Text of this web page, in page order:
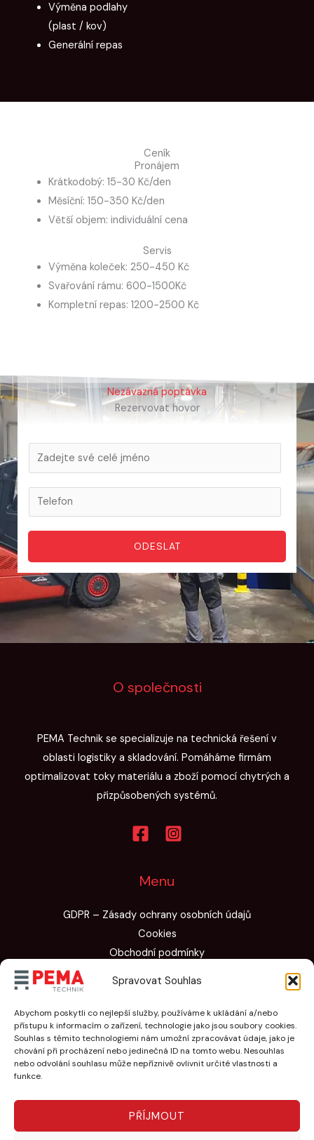
Spravovat Souhlas
Abychom poskytli co nejlepší služby, používáme k ukládání a/nebo
přístupu k informacím o zařízení, technologie jako jsou soubory cookies.
Souhlas s těmito technologiemi nám umožní zpracovávat údaje, jako je
chování při procházení nebo jedinečná ID na tomto webu. Nesouhlas
nebo odvolání souhlasu může nepříznivě ovlivnit určité vlastnosti a
funkce.
PŘÍJMOUT
Výměna podlahy
(plast / kov)
Generální repas
Ceník
Pronájem
Krátkodobý: 15-30 Kč/den
Měsíční: 150-350 Kč/den
Větší objem: individuální cena
Servis
Výměna koleček: 250-450 Kč
Svařování rámu: 600-1500Kč
Kompletní repas: 1200-2500 Kč
Nezávazná poptávka
Rezervovat hovor
m
é
T
f
o
n
T
e
m
e
l
f
n
ODESLAT
O společnosti
PEMA Technik se specializuje na technická řešení v
oblasti logistiky a skladování. Pomáháme firmám
optimalizovat toky materiálu a zboží pomocí chytrých a
přizpůsobených systémů.
Menu
GDPR – Zásady ochrany osobních údajů
Cookies
Obchodní podmínky
Bezplatný odhad
Zavolejte:+420 724 023 173